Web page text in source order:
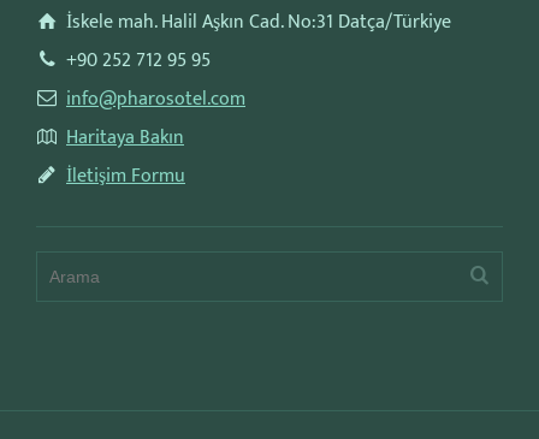
İskele mah. Halil Aşkın Cad. No:31 Datça/Türkiye
+90 252 712 95 95
info@pharosotel.com
Haritaya Bakın
İletişim Formu